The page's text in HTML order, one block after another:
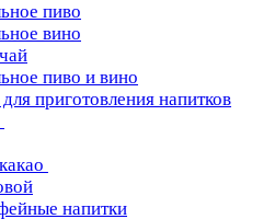
пиво
вино
пиво и вино
приготовления напитков
напитки